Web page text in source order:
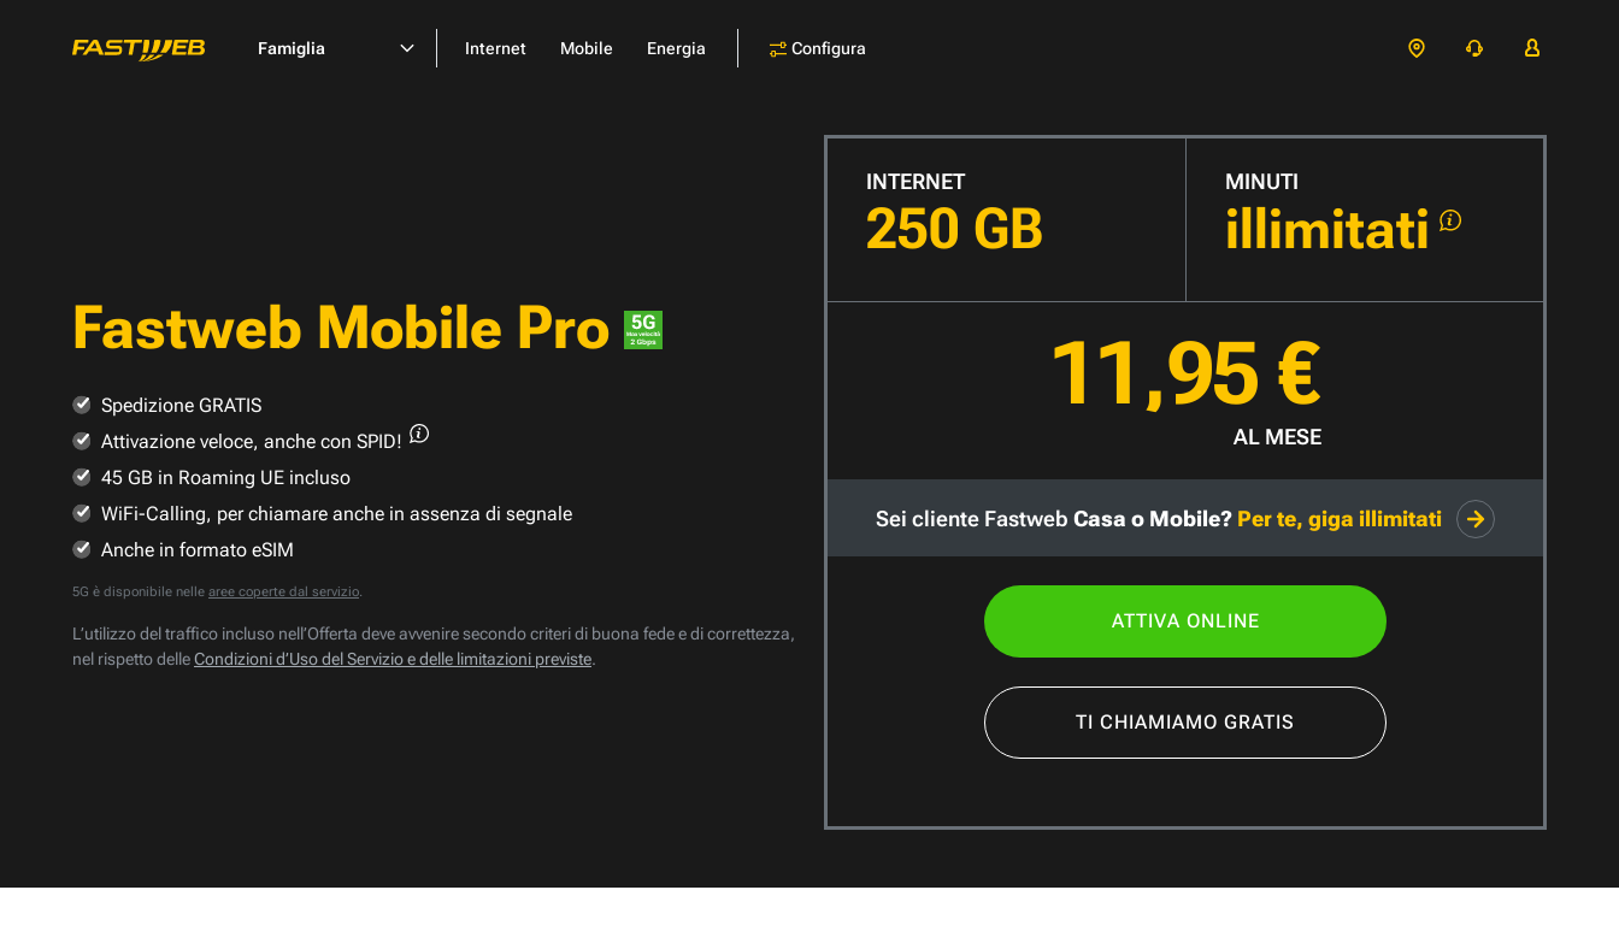
Famiglia Internet Mobile Energia Configura
Fastweb Mobile Pro
INTERNET
250 GB
MINUTI
illimitati
11,95 €
AL MESE
Sei cliente Fastweb Casa o Mobile? Per te, giga illimitati
ATTIVA ONLINE
TI CHIAMIAMO GRATIS
Spedizione GRATIS
Attivazione veloce, anche con SPID!
45 GB in Roaming UE incluso
WiFi-Calling, per chiamare anche in assenza di segnale
Anche in formato eSIM
5G è disponibile nelle aree coperte dal servizio.
L’utilizzo del traffico incluso nell’Offerta deve avvenire secondo criteri di buona fede e di correttezza,
nel rispetto delleCondizioni d’Uso del Servizio e delle limitazioni previste.